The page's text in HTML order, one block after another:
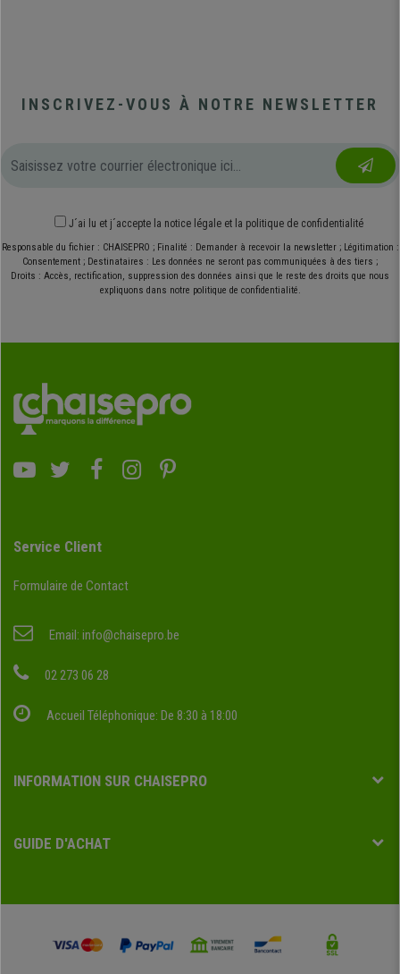
INSCRIVEZ-VOUS À NOTRE NEWSLETTER
J´ai lu et j´accepte la notice légale et la politique de confidentialité
Responsable du fichier : CHAISEPRO ; Finalité : Demander à recevoir la newsletter ; Légitimation :
Consentement ; Destinataires : Les données ne seront pas communiquées à des tiers ;
Droits : Accès, rectification, suppression des données ainsi que le reste des droits que nous
expliquons dans notre politique de confidentialité.
Service Client
Formulaire de Contact
Email: info@chaisepro.be
02 273 06 28
Accueil Téléphonique: De 8:30 à 18:00
INFORMATION SUR CHAISEPRO
GUIDE D'ACHAT